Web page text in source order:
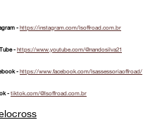
- https://instagram.com/lsoffroad.com.br
- https://www.youtube.com/@nandosilva21
- https://www.facebook.com/lsassessoriaoffroad/
- tiktok.com/@lsoffroad.com.br